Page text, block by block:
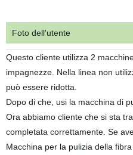
Foto dell'utente
Questo cliente utilizza 2
impagnezze. Nella linea non
può essere ridotta.
Dopo di che, usi la macchina di
Ora abbiamo cliente che si sta
completata correttamente. Se
Macchina per la pulizia della